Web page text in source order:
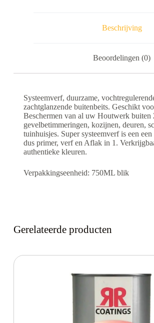
Beschrijving
Beoordelingen (0)
Systeemverf, duurzame,
zachtglanzende buitenbeits. Geschikt
Beschermen van al uw Houtwerk buiten
gevelbetimmeringen, kozijnen, deuren,
tuinhuisjes. Super systeemverf is een een
dus primer, verf en Aflak in 1.
authentieke kleuren.
Verpakkingseenheid: 750ML blik
Gerelateerde producten